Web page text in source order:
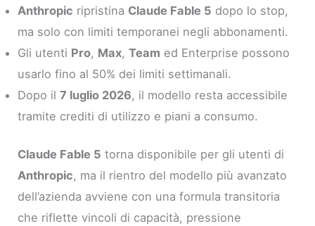
Anthropic ripristina Claude Fable 5 dopo lo stop,
ma solo con limiti temporanei negli abbonamenti.
Gli utenti Pro, Max,Team ed Enterprise possono
usarlo fino al 50% dei limiti settimanali.
Dopo il7 luglio 2026, il modello resta accessibile
tramite crediti di utilizzo e piani a consumo.
Claude Fable 5 torna disponibile per gli utenti di
Anthropic, ma il rientro del modello più avanzato
dell’azienda avviene con una formula transitoria
che riflette vincoli di capacità, pressione